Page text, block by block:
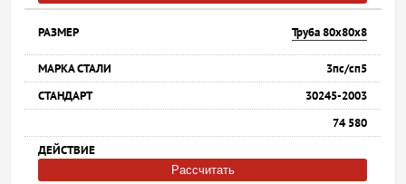
Труба 80х80х8
3пс/сп5
30245-2003
74 580
Рассчитать